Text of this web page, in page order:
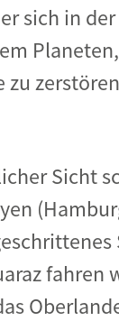
sich in
Sicht